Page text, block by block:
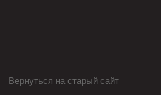
Вернуться на старый сайт